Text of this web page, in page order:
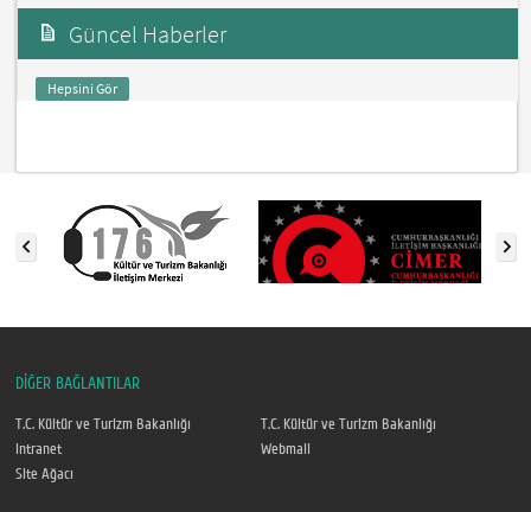
Güncel Haberler
Hepsini Gör
DİĞER BAĞLANTILAR
T.C. Kültür ve Turizm Bakanlığı
T.C. Kültür ve Turizm Bakanlığı
Intranet
Webmail
Site Ağacı